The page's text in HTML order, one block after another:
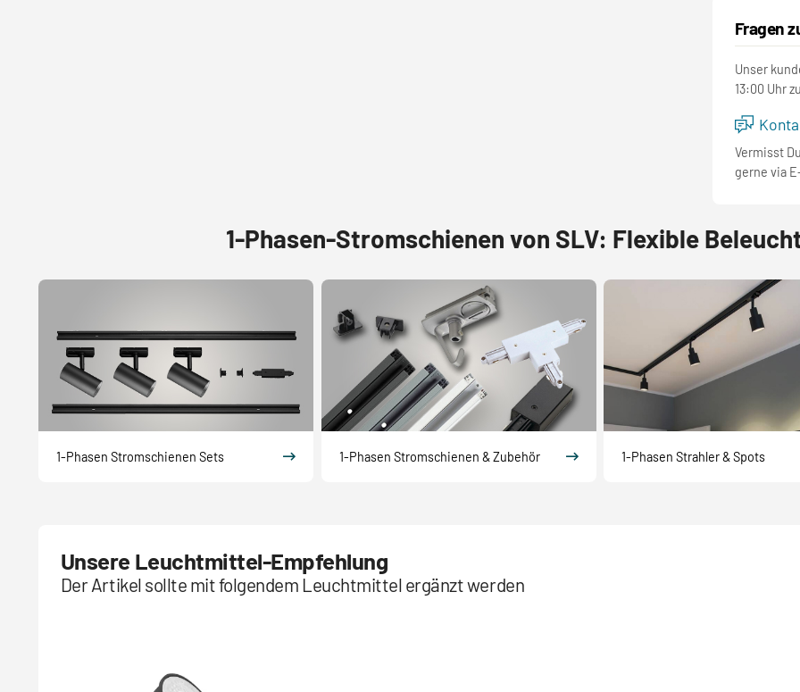
1-Phasen-Stromschienen von SLV: Flexible
1-Phasen Stromschienen Sets 1-Phasen Stromschienen & Zubehör 1-Phasen Strahler & Spots
Fragen
Unser
13:00 Uhr
Vermisst
gerne via
Unsere Leuchtmittel-Empfehlung
Der Artikel sollte mit folgendem Leuchtmittel ergänzt werden